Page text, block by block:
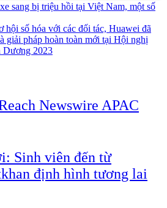
sang bị triệu hồi tại Việt Nam, một số
hội số hóa với các đối tác, Huawei đã
giải pháp hoàn toàn mới tại Hội nghị
2023
Newswire APAC
Sinh viên đến từ
định hình tương lai